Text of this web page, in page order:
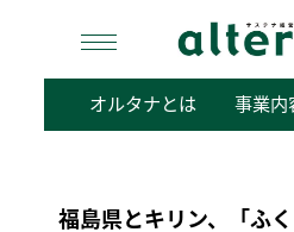
検
オルタナとは 事業内
福島県とキリン、「ふ